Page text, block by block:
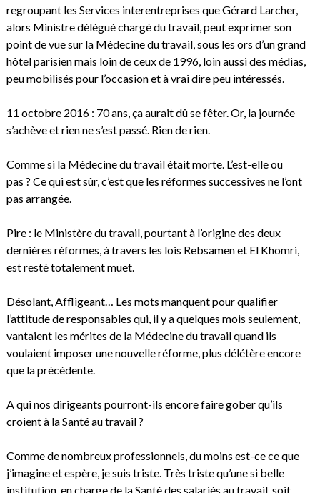
regroupant les Services interentreprises que Gérard Larcher,
alors Ministre délégué chargé du travail, peut exprimer son
point de vue sur la Médecine du travail, sous les ors d’un grand
hôtel parisien mais loin de ceux de 1996, loin aussi des médias,
peu mobilisés pour l’occasion et à vrai dire peu intéressés.
11 octobre 2016 : 70 ans, ça aurait dû se fêter. Or, la journée
s’achève et rien ne s’est passé. Rien de rien.
Comme si la Médecine du travail était morte. L’est-elle ou
pas ? Ce qui est sûr, c’est que les réformes successives ne l’ont
pas arrangée.
Pire : le Ministère du travail, pourtant à l’origine des deux
dernières réformes, à travers les lois Rebsamen et El Khomri,
est resté totalement muet.
Désolant, Affligeant… Les mots manquent pour qualifier
l’attitude de responsables qui, il y a quelques mois seulement,
vantaient les mérites de la Médecine du travail quand ils
voulaient imposer une nouvelle réforme, plus délétère encore
que la précédente.
A qui nos dirigeants pourront-ils encore faire gober qu’ils
croient à la Santé au travail ?
Comme de nombreux professionnels, du moins est-ce ce que
j’imagine et espère, je suis triste. Très triste qu’une si belle
institution, en charge de la Santé des salariés au travail, soit